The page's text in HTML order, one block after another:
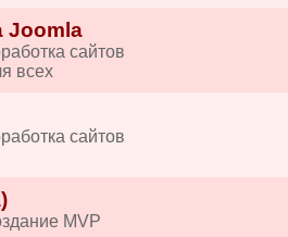
Joomla
сайтов
всех
сайтов
MVP